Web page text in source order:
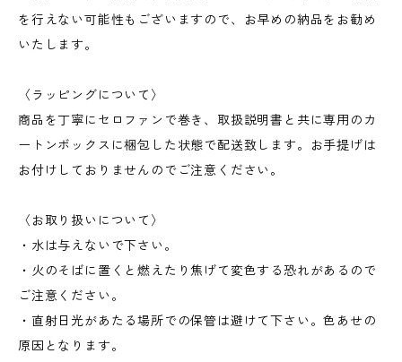
を行えない可能性もございますので、お早めの納品をお勧め
いたします。
〈ラッピングについて〉
商品を丁寧にセロファンで巻き、取扱説明書と共に専用のカ
ートンボックスに梱包した状態で配送致します。お手提げは
お付けしておりませんのでご注意ください。
〈お取り扱いについて〉
・水は与えないで下さい。
・火のそばに置くと燃えたり焦げて変色する恐れがあるので
ご注意ください。
・直射日光があたる場所での保管は避けて下さい。色あせの
原因となります。